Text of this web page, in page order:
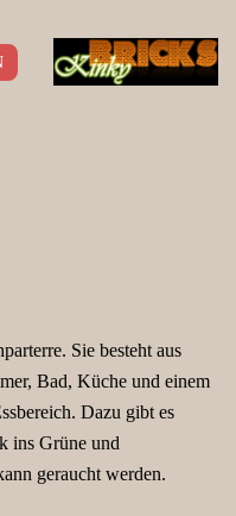
Sie besteht aus
Bad, Küche und einem
Dazu gibt es
ins Grüne und
geraucht werden.